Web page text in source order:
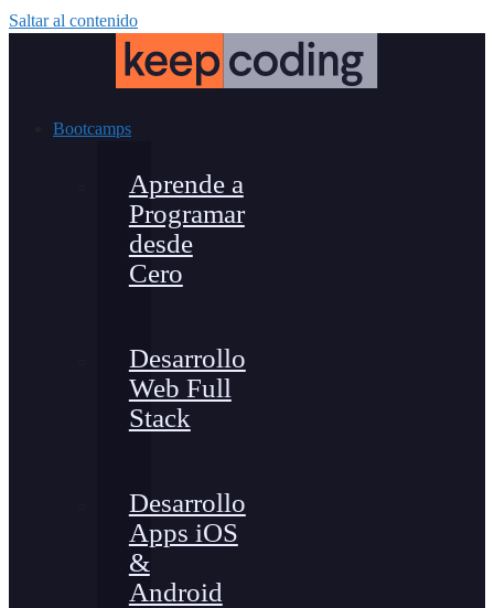
Saltar al contenido
Bootcamps
Aprende a
Programar
desde
Cero
Desarrollo
Web Full
Stack
Desarrollo
Apps iOS
&
Android